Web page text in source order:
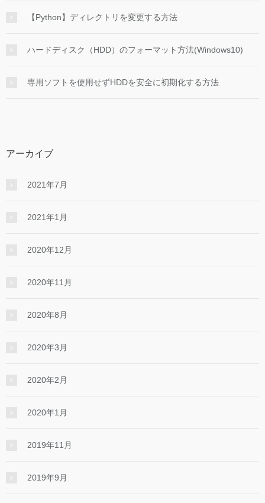
【Python】ディレクトリを変更する方法
ハードディスク（HDD）のフォーマット方法(Windows10)
専用ソフトを使用せずHDDを安全に初期化する方法
アーカイブ
2021年7月
2021年1月
2020年12月
2020年11月
2020年8月
2020年3月
2020年2月
2020年1月
2019年11月
2019年9月